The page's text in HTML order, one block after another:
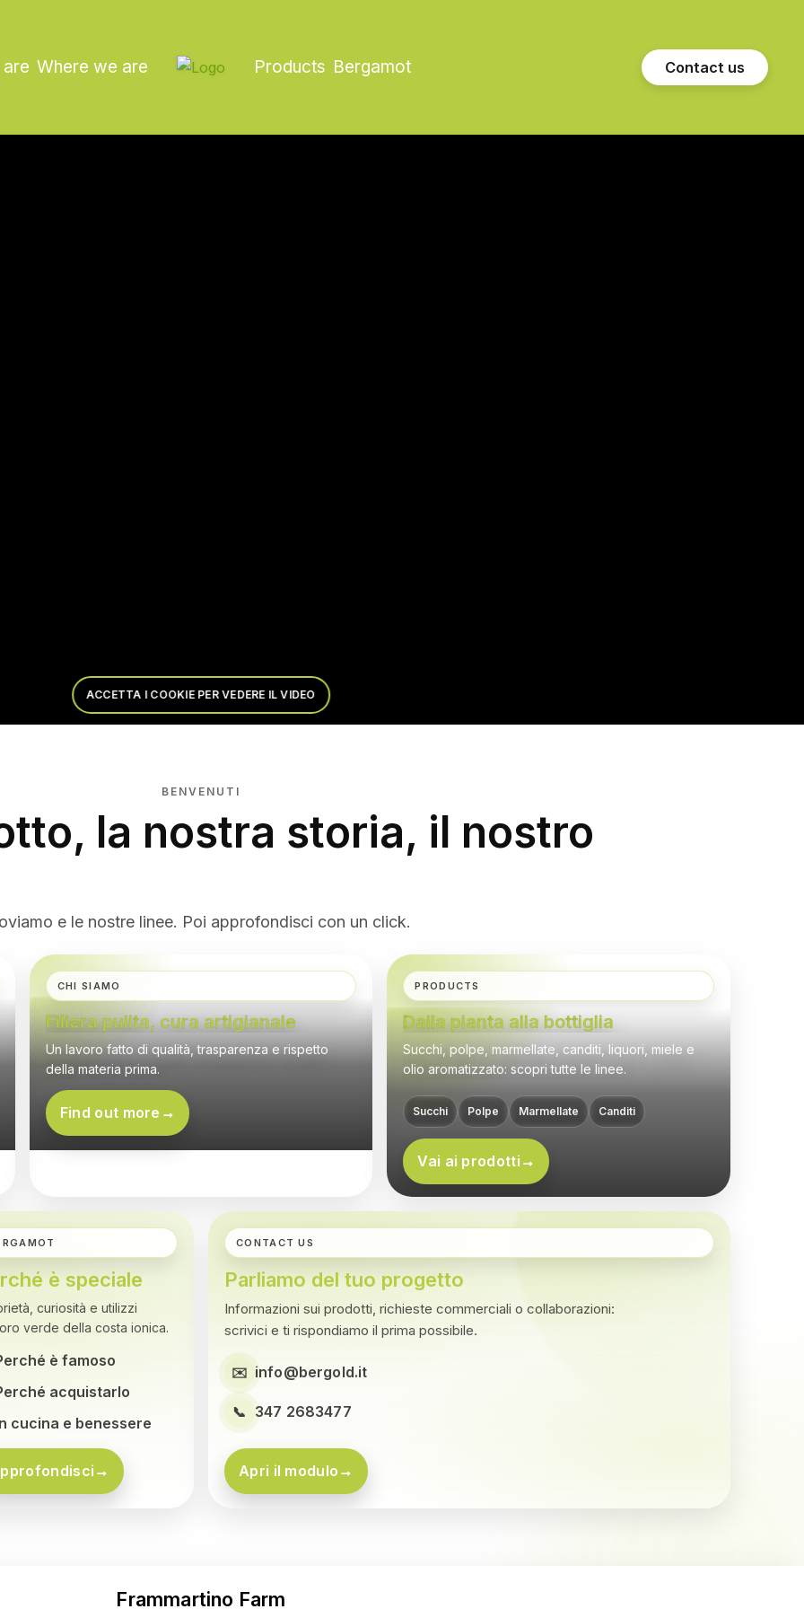
Where we are Products Bergamot Contact us
ACCETTA I COOKIE PER VEDERE IL VIDEO
TRADITION
BERGAMOT
BENVENUTI
la nostra storia, il nostro
e le nostre linee. Poi approfondisci con un click.
CHI SIAMO
Filiera pulita, cura artigianale
Un lavoro fatto di qualità, trasparenza e rispetto
della materia prima.
Find out more →
PRODUCTS
Dalla pianta alla bottiglia
Succhi, polpe, marmellate, canditi, liquori, miele e
olio aromatizzato: scopri tutte le linee.
Succhi Polpe Marmellate Canditi
Vai ai prodotti →
è speciale
curiosità e utilizzi
verde della costa ionica.
è famoso
acquistarlo
cucina e benessere
→
CONTACT US
Parliamo del tuo progetto
Informazioni sui prodotti, richieste commerciali o collaborazioni:
scrivici e ti rispondiamo il prima possibile.
✉️ info@bergold.it
📞 347 2683477
Apri il modulo →
Frammartino Farm